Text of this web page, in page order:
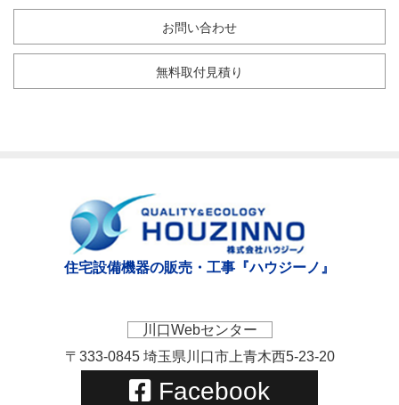
お問い合わせ
無料取付見積り
住宅設備機器の販売・工事『ハウジーノ』
川口Webセンター
〒333-0845 埼玉県川口市上青木西5-23-20
Facebook